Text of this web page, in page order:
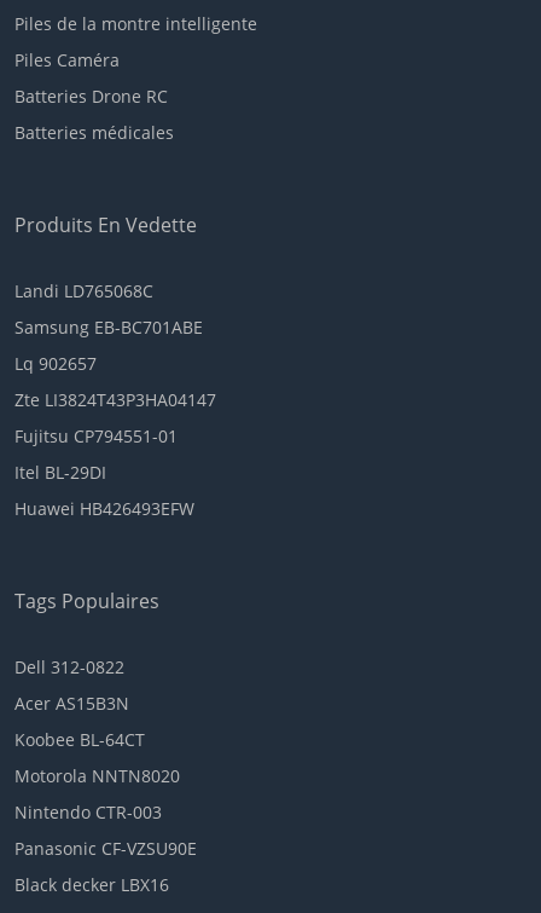
Piles de la montre intelligente
Piles Caméra
Batteries Drone RC
Batteries médicales
Produits En Vedette
Landi LD765068C
Samsung EB-BC701ABE
Lq 902657
Zte LI3824T43P3HA04147
Fujitsu CP794551-01
Itel BL-29DI
Huawei HB426493EFW
Tags Populaires
Dell 312-0822
Acer AS15B3N
Koobee BL-64CT
Motorola NNTN8020
Nintendo CTR-003
Panasonic CF-VZSU90E
Black decker LBX16